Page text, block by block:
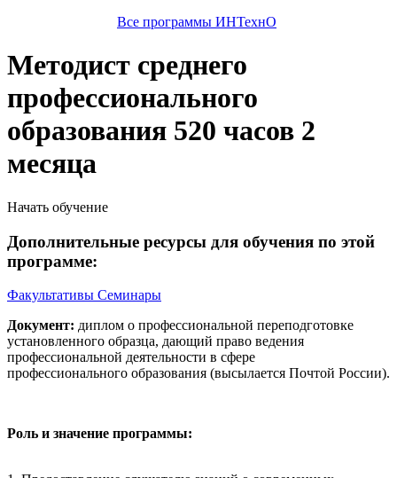
Все программы ИНТехнО
Методист среднего
профессионального
образования 520 часов 2
месяца
Начать обучение
Дополнительные ресурсы для обучения по этой
программе:
Факультативы Семинары
Документ: диплом о профессиональной переподготовке
установленного образца, дающий право ведения
профессиональной деятельности в сфере
профессионального образования (высылается Почтой России).
Роль и значение программы: